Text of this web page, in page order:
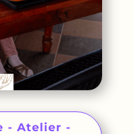
- Atelier -